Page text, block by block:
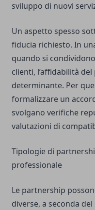
sviluppo di nuovi
Un aspetto spesso
fiducia richiesto. In
quando si
clienti, l’affidabilità
determinante. Per
formalizzare un
svolgano verifiche
valutazioni di
Tipologie di
professionale
Le partnership
diverse, a seconda